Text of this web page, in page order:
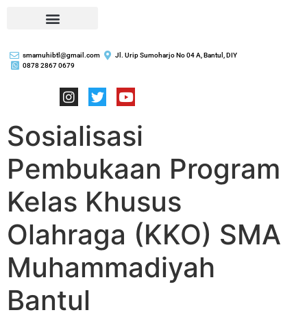
smamuhibtl@gmail.com
Jl. Urip Sumoharjo No 04 A, Bantul, DIY
0878 2867 0679
Sosialisasi
Pembukaan Program
Kelas Khusus
Olahraga (KKO) SMA
Muhammadiyah
Bantul